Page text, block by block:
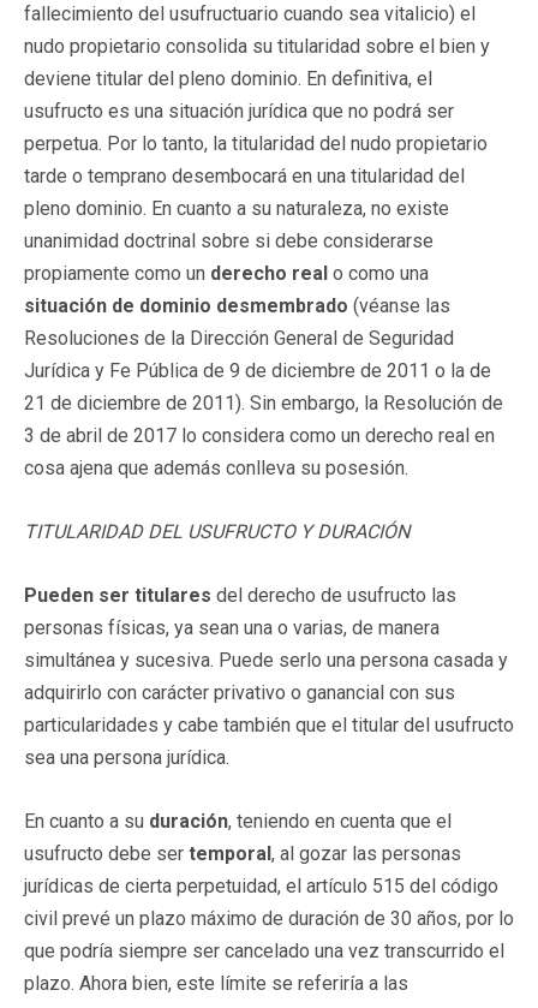
fallecimiento del usufructuario cuando sea vitalicio) el
nudo propietario consolida su titularidad sobre el bien y
deviene titular del pleno dominio. En definitiva, el
usufructo es una situación jurídica que no podrá ser
perpetua. Por lo tanto, la titularidad del nudo propietario
tarde o temprano desembocará en una titularidad del
pleno dominio. En cuanto a su naturaleza, no existe
unanimidad doctrinal sobre si debe considerarse
propiamente como un derecho real o como una
situación de dominio desmembrado (véanse las
Resoluciones de la Dirección General de Seguridad
Jurídica y Fe Pública de 9 de diciembre de 2011 o la de
21 de diciembre de 2011). Sin embargo, la Resolución de
3 de abril de 2017 lo considera como un derecho real en
cosa ajena que además conlleva su posesión.
TITULARIDAD DEL USUFRUCTO Y DURACIÓN
Pueden ser titulares del derecho de usufructo las
personas físicas, ya sean una o varias, de manera
simultánea y sucesiva. Puede serlo una persona casada y
adquirirlo con carácter privativo o ganancial con sus
particularidades y cabe también que el titular del usufructo
sea una persona jurídica.
En cuanto a su duración, teniendo en cuenta que el
usufructo debe ser temporal, al gozar las personas
jurídicas de cierta perpetuidad, el artículo 515 del código
civil prevé un plazo máximo de duración de 30 años, por lo
que podría siempre ser cancelado una vez transcurrido el
plazo. Ahora bien, este límite se referiría a las